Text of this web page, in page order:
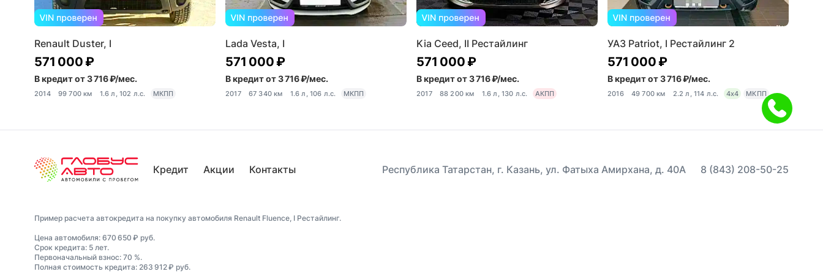
Renault Duster, I
571 000 ₽
В кредит от 3 716 ₽/мес.
2014 99 700 км 1.6 л, 102 л.с. МКПП
Lada Vesta, I
571 000 ₽
В кредит от 3 716 ₽/мес.
2017 67 340 км 1.6 л, 106 л.с. МКПП
Kia Ceed, II Рестайлинг
571 000 ₽
В кредит от 3 716 ₽/мес.
2017 88 200 км 1.6 л, 130 л.с. АКПП
УАЗ Patriot, I Рестайлинг 2
571 000 ₽
В кредит от 3 716 ₽/мес.
2016 49 700 км 2.2 л, 114 л.с. 4x4 МКПП
Кредит Акции Контакты Республика Татарстан, г. Казань, ул. Фатыха Амирхана, д. 40А 8 (843) 208-50-25
Пример расчета автокредита на покупку автомобиля Renault Fluence, I Рестайлинг.
Цена автомобиля: 670 650 ₽ руб.
Срок кредита: 5 лет.
Первоначальный взнос: 70 %.
Полная стоимость кредита: 263 912 ₽ руб.